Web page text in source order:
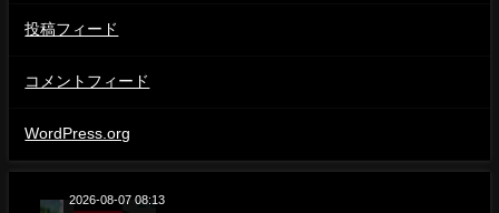
投稿フィード
コメントフィード
WordPress.org
2026-08-07 08:13